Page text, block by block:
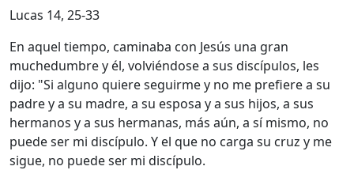
Lucas 14, 25-33
En aquel tiempo, caminaba con Jesús una gran
muchedumbre y él, volviéndose a sus discípulos, les
dijo: "Si alguno quiere seguirme y no me prefiere a su
padre y a su madre, a su esposa y a sus hijos, a sus
hermanos y a sus hermanas, más aún, a sí mismo, no
puede ser mi discípulo. Y el que no carga su cruz y me
sigue, no puede ser mi discípulo.